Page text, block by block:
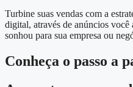
Turbine suas vendas com a
digital, através de anúncios você
sonhou para sua empresa ou
Conheça o passo a